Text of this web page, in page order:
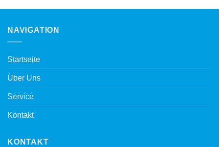
NAVIGATION
Startseite
Über Uns
Service
Kontakt
KONTAKT